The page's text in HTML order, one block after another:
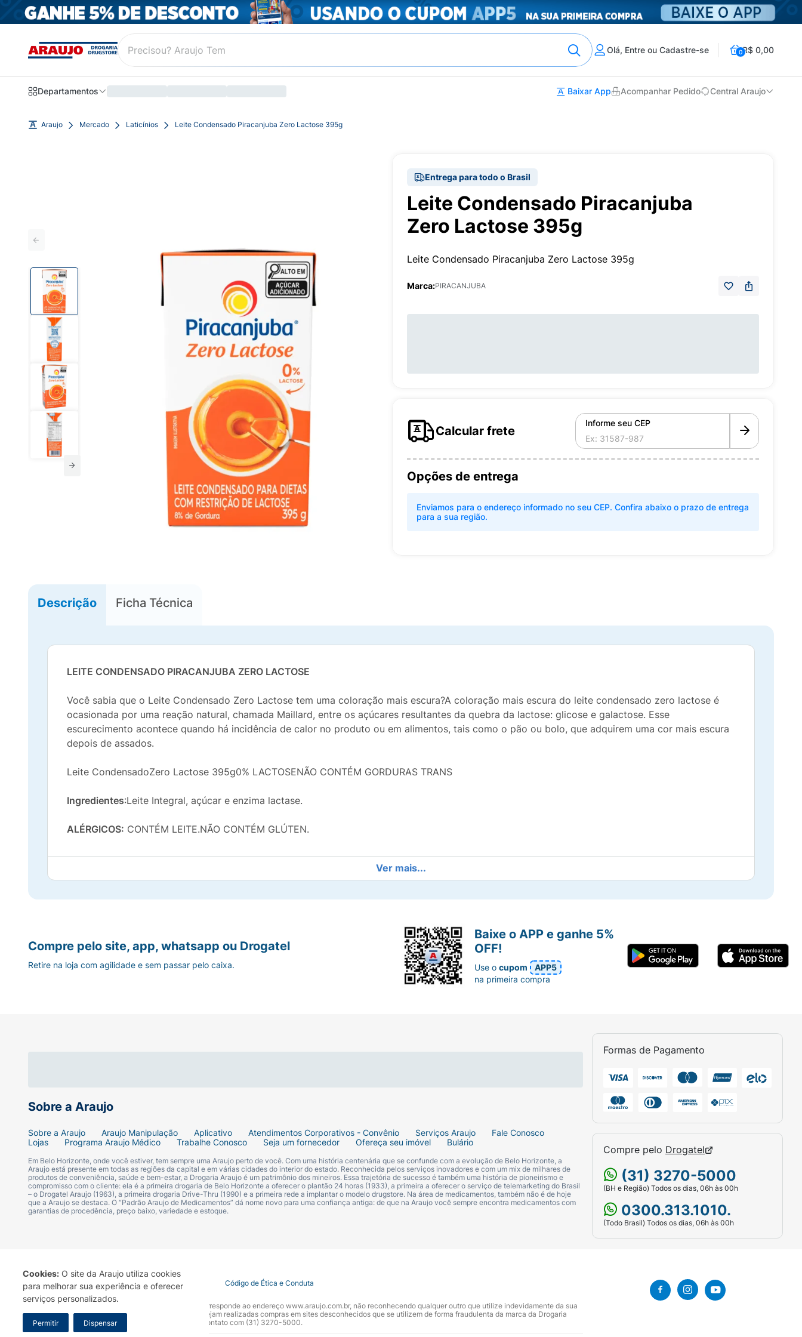
Cookies: O site da Araujo utiliza cookies
para melhorar sua experiência e oferecer
serviços personalizados.
Permitir Dispensar
Olá, Entre ou Cadastre-se 0R$ 0,00
Departamentos Baixar App Acompanhar Pedido Central Araujo
Araujo Mercado Laticínios Leite Condensado Piracanjuba Zero Lactose 395g
Entrega para todo o Brasil
Leite Condensado Piracanjuba
Zero Lactose 395g
Leite Condensado Piracanjuba Zero Lactose 395g
Marca:PIRACANJUBA
Calcular frete
Informe seu CEP
Opções de entrega
Enviamos para o endereço informado no seu CEP. Confira abaixo o prazo de entrega
para a sua região.
Descrição Ficha Técnica
LEITE CONDENSADO PIRACANJUBA ZERO LACTOSE
Você sabia que o Leite Condensado Zero Lactose tem uma coloração mais escura?A coloração mais escura do leite condensado zero lactose é
ocasionada por uma reação natural, chamada Maillard, entre os açúcares resultantes da quebra da lactose: glicose e galactose. Esse
escurecimento acontece quando há incidência de calor no produto ou em alimentos, tais como o pão ou bolo, que adquirem uma cor mais escura
depois de assados.
Leite CondensadoZero Lactose 395g0% LACTOSENÃO CONTÉM GORDURAS TRANS
Ingredientes:Leite Integral, açúcar e enzima lactase.
ALÉRGICOS: CONTÉM LEITE.NÃO CONTÉM GLÚTEN.
Ver mais...
Sobre a Araujo
Sobre a Araujo Araujo Manipulação Aplicativo Atendimentos Corporativos - Convênio Serviços Araujo
Fale Conosco
Lojas
Programa Araujo Médico Trabalhe Conosco Seja um fornecedor Ofereça seu imóvel Bulário
Em Belo Horizonte, onde você estiver, tem sempre uma Araujo perto de você. Com uma história centenária que se confunde com a evolução de Belo Horizonte, a
Araujo está presente em todas as regiões da capital e em várias cidades do interior do estado. Reconhecida pelos serviços inovadores e com um mix de milhares de
produtos de conveniência, saúde e bem-estar, a Drogaria Araujo é um patrimônio dos mineiros. Essa trajetória de sucesso é também uma história de pioneirismo e
compromisso com o cliente: ela é a primeira drogaria de Belo Horizonte a oferecer o plantão 24 horas (1933), a primeira a oferecer o serviço de telemarketing do Brasil
– o Drogatel Araujo (1963), a primeira drogaria Drive-Thru (1990) e a primeira rede a implantar o modelo drugstore. Na área de medicamentos, também não é de hoje
que a Araujo se destaca. O “Padrão Araujo de Medicamentos” dá nome novo para uma confiança antiga: de que na Araujo você sempre encontra medicamentos com
garantias de procedência, preço baixo, variedade e estoque.
Formas de Pagamento
Compre pelo Drogatel
(31) 3270-5000
(BH e Região) Todos os dias, 06h às 00h
0300.313.1010.
(Todo Brasil) Todos os dias, 06h às 00h
Compre pelo site, app, whatsapp ou Drogatel
Retire na loja com agilidade e sem passar pelo caixa.
Baixe o APP e ganhe 5%
OFF!
Use ocupom
APP5
na primeira compra
Termo de Uso Portal da Privacidade Covid-19 Código de Ética e Conduta
A Drogaria Araujo S/A informa que o seu site oficial corresponde ao endereço www.araujo.com.br, não reconhecendo qualquer outro que utilize indevidamente da sua
marca. Para sua segurança recomendamos que não sejam realizadas compras em sites desconhecidos que se utilizem de forma fraudulenta da marca da Drogaria
Araujo S.A. Em caso de dúvidas, gentileza entrar em contato com (31) 3270-5000.